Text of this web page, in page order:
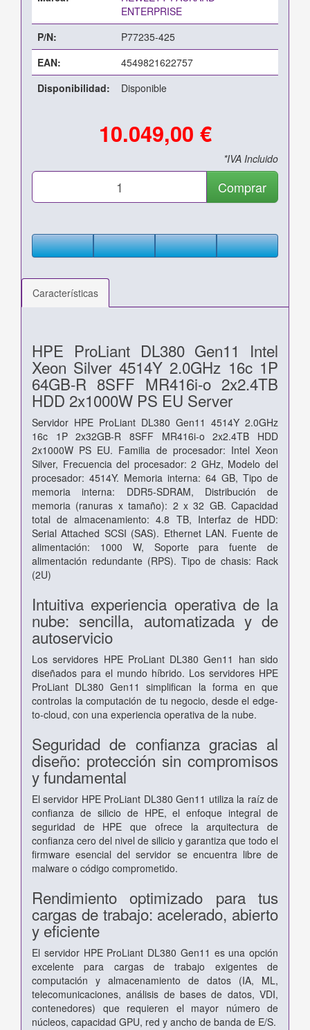
ENTERPRISE
P/N:
P77235-425
EAN:
4549821622757
Disponibilidad:
Disponible
10.049,00 €
*IVA Incluido
Comprar
Características
HPE ProLiant DL380 Gen11 Intel
Xeon Silver 4514Y 2.0GHz 16c 1P
64GB-R 8SFF MR416i-o 2x2.4TB
HDD 2x1000W PS EU Server
Servidor HPE ProLiant DL380 Gen11 4514Y 2.0GHz
16c 1P 2x32GB-R 8SFF MR416i-o 2x2.4TB HDD
2x1000W PS EU. Familia de procesador: Intel Xeon
Silver, Frecuencia del procesador: 2 GHz, Modelo del
procesador: 4514Y. Memoria interna: 64 GB, Tipo de
memoria interna: DDR5-SDRAM, Distribución de
memoria (ranuras x tamaño): 2 x 32 GB. Capacidad
total de almacenamiento: 4.8 TB, Interfaz de HDD:
Serial Attached SCSI (SAS). Ethernet LAN. Fuente de
alimentación: 1000 W, Soporte para fuente de
alimentación redundante (RPS). Tipo de chasis: Rack
(2U)
Intuitiva experiencia operativa de la
nube: sencilla, automatizada y de
autoservicio
Los servidores HPE ProLiant DL380 Gen11 han sido
diseñados para el mundo híbrido. Los servidores HPE
ProLiant DL380 Gen11 simplifican la forma en que
controlas la computación de tu negocio, desde el edge-
to-cloud, con una experiencia operativa de la nube.
Seguridad de confianza gracias al
diseño: protección sin compromisos
y fundamental
El servidor HPE ProLiant DL380 Gen11 utiliza la raíz de
confianza de silicio de HPE, el enfoque integral de
seguridad de HPE que ofrece la arquitectura de
confianza cero del nivel de silicio y garantiza que todo el
firmware esencial del servidor se encuentra libre de
malware o código comprometido.
Rendimiento optimizado para tus
cargas de trabajo: acelerado, abierto
y eficiente
El servidor HPE ProLiant DL380 Gen11 es una opción
excelente para cargas de trabajo exigentes de
computación y almacenamiento de datos (IA, ML,
telecomunicaciones, análisis de bases de datos, VDI,
contenedores) que requieren el mayor número de
núcleos, capacidad GPU, red y ancho de banda de E/S.